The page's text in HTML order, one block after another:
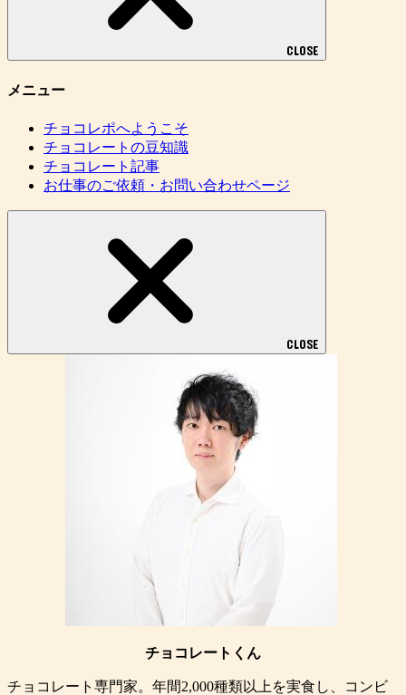
CLOSE
メニュー
チョコレポへようこそ
チョコレートの豆知識
チョコレート記事
お仕事のご依頼・お問い合わせページ
CLOSE
チョコレートくん
チョコレート専門家。年間2,000種類以上を実食し、コンビ